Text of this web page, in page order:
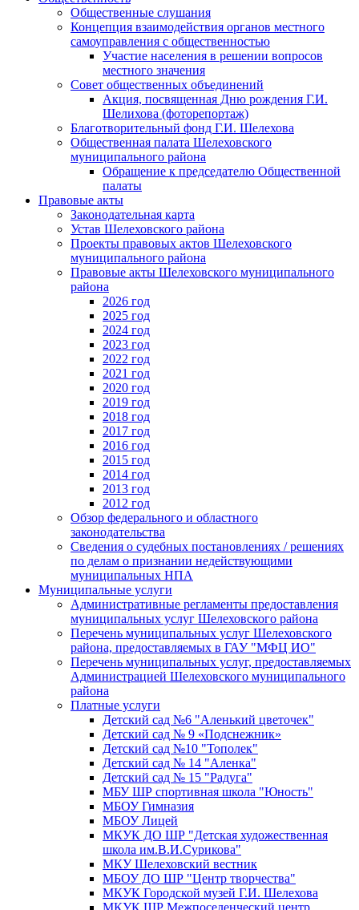
Общественные слушания
Концепция взаимодействия органов местного
самоуправления с общественностью
Участие населения в решении вопросов
местного значения
Совет общественных объединений
Акция, посвященная Дню рождения Г.И.
Шелихова (фоторепортаж)
Благотворительный фонд Г.И. Шелехова
Общественная палата Шелеховского
муниципального района
Обращение к председателю Общественной
палаты
Правовые акты
Законодательная карта
Устав Шелеховского района
Проекты правовых актов Шелеховского
муниципального района
Правовые акты Шелеховского муниципального
района
2026 год
2025 год
2024 год
2023 год
2022 год
2021 год
2020 год
2019 год
2018 год
2017 год
2016 год
2015 год
2014 год
2013 год
2012 год
Обзор федерального и областного
законодательства
Сведения о судебных постановлениях / решениях
по делам о признании недействующими
муниципальных НПА
Муниципальные услуги
Административные регламенты предоставления
муниципальных услуг Шелеховского района
Перечень муниципальных услуг Шелеховского
района, предоставляемых в ГАУ "МФЦ ИО"
Перечень муниципальных услуг, предоставляемых
Администрацией Шелеховского муниципального
района
Платные услуги
Детский сад №6 "Аленький цветочек"
Детский сад № 9 «Подснежник»
Детский сад №10 "Тополек"
Детский сад № 14 "Аленка"
Детский сад № 15 "Радуга"
МБУ ШР спортивная школа "Юность"
МБОУ Гимназия
МБОУ Лицей
МКУК ДО ШР "Детская художественная
школа им.В.И.Сурикова"
МКУ Шелеховский вестник
МБОУ ДО ШР "Центр творчества"
МКУК Городской музей Г.И. Шелехова
МКУК ШР Межпоселенческий центр